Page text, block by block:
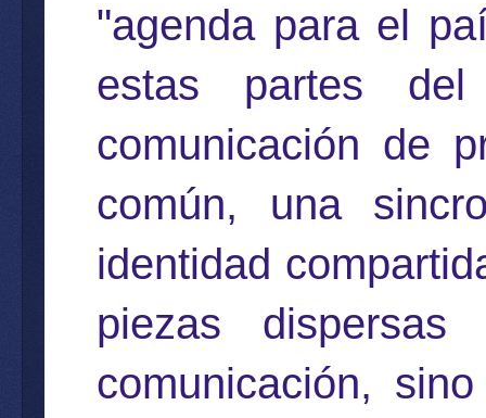
"agenda para el
estas partes
comunicación de
común, una
identidad
piezas
comunicación,